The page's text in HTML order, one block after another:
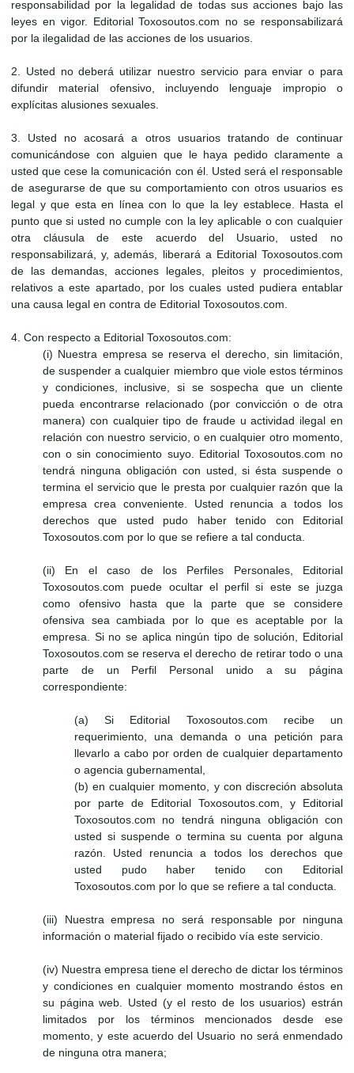
responsabilidad por la legalidad de todas sus acciones bajo las
leyes en vigor. Editorial Toxosoutos.com no se responsabilizará
por la ilegalidad de las acciones de los usuarios.
2. Usted no deberá utilizar nuestro servicio para enviar o para
difundir material ofensivo, incluyendo lenguaje impropio o
explícitas alusiones sexuales.
3. Usted no acosará a otros usuarios tratando de continuar
comunicándose con alguien que le haya pedido claramente a
usted que cese la comunicación con él. Usted será el responsable
de asegurarse de que su comportamiento con otros usuarios es
legal y que esta en línea con lo que la ley establece. Hasta el
punto que si usted no cumple con la ley aplicable o con cualquier
otra cláusula de este acuerdo del Usuario, usted no
responsabilizará, y, además, liberará a Editorial Toxosoutos.com
de las demandas, acciones legales, pleitos y procedimientos,
relativos a este apartado, por los cuales usted pudiera entablar
una causa legal en contra de Editorial Toxosoutos.com.
4. Con respecto a Editorial Toxosoutos.com:
(i) Nuestra empresa se reserva el derecho, sin limitación,
de suspender a cualquier miembro que viole estos términos
y condiciones, inclusive, si se sospecha que un cliente
pueda encontrarse relacionado (por convicción o de otra
manera) con cualquier tipo de fraude u actividad ilegal en
relación con nuestro servicio, o en cualquier otro momento,
con o sin conocimiento suyo. Editorial Toxosoutos.com no
tendrá ninguna obligación con usted, si ésta suspende o
termina el servicio que le presta por cualquier razón que la
empresa crea conveniente. Usted renuncia a todos los
derechos que usted pudo haber tenido con Editorial
Toxosoutos.com por lo que se refiere a tal conducta.
(ii) En el caso de los Perfiles Personales, Editorial
Toxosoutos.com puede ocultar el perfil si este se juzga
como ofensivo hasta que la parte que se considere
ofensiva sea cambiada por lo que es aceptable por la
empresa. Si no se aplica ningún tipo de solución, Editorial
Toxosoutos.com se reserva el derecho de retirar todo o una
parte de un Perfil Personal unido a su página
correspondiente:
(a) Si Editorial Toxosoutos.com recibe un
requerimiento, una demanda o una petición para
llevarlo a cabo por orden de cualquier departamento
o agencia gubernamental,
(b) en cualquier momento, y con discreción absoluta
por parte de Editorial Toxosoutos.com, y Editorial
Toxosoutos.com no tendrá ninguna obligación con
usted si suspende o termina su cuenta por alguna
razón. Usted renuncia a todos los derechos que
usted pudo haber tenido con Editorial
Toxosoutos.com por lo que se refiere a tal conducta.
(iii) Nuestra empresa no será responsable por ninguna
información o material fijado o recibido vía este servicio.
(iv) Nuestra empresa tiene el derecho de dictar los términos
y condiciones en cualquier momento mostrando éstos en
su página web. Usted (y el resto de los usuarios) estrán
limitados por los términos mencionados desde ese
momento, y este acuerdo del Usuario no será enmendado
de ninguna otra manera;